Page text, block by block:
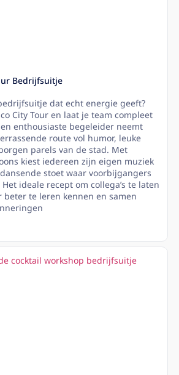
Bedrijfsuitje
dat echt energie geeft?
City Tour en laat je team compleet
enthousiaste begeleider neemt
route vol humor, leuke
parels van de stad. Met
kiest iedereen zijn eigen muziek
stoet waar voorbijgangers
ideale recept om collega’s te laten
beter te leren kennen en samen